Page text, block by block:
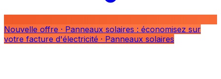
Nouvelle offre · Panneaux solaires : économisez sur
votre facture d'électricité · Panneaux solaires